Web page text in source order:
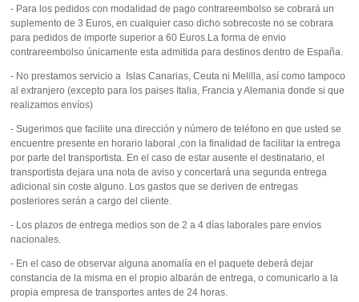
- Para los pedidos con modalidad de pago contrareembolso se cobrará un
suplemento de 3 Euros, en cualquier caso dicho sobrecoste no se cobrara
para pedidos de importe superior a 60 Euros.La forma de envio
contrareembolso únicamente esta admitida para destinos dentro de España.
- No prestamos servicio a Islas Canarias, Ceuta ni Melilla, así como tampoco
al extranjero (excepto para los paises Italia, Francia y Alemania donde si que
realizamos envíos)
- Sugerimos que facilite una dirección y número de teléfono en que usted se
encuentre presente en horario laboral ,con la finalidad de facilitar la entrega
por parte del transportista. En el caso de estar ausente el destinatario, el
transportista dejara una nota de aviso y concertará una segunda entrega
adicional sin coste alguno. Los gastos que se deriven de entregas
posteriores serán a cargo del cliente.
- Los plazos de entrega medios son de 2 a 4 días laborales pare envios
nacionales.
- En el caso de observar alguna anomalía en el paquete deberá dejar
constancia de la misma en el propio albarán de entrega, o comunicarlo a la
propia empresa de transportes antes de 24 horas.